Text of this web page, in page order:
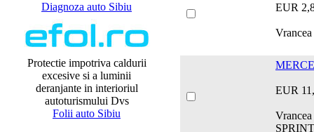
Diagnoza auto Sibiu
Protectie impotriva caldurii
excesive si a luminii
deranjante in interioriul
autoturismului Dvs
Folii auto Sibiu
EUR
EUR